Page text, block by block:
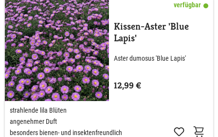
verfügbar
Kissen-Aster 'Blue
Lapis'
Aster dumosus 'Blue Lapis'
12,99 €
strahlende lila Blüten
angenehmer Duft
besonders bienen- und insektenfreundlich